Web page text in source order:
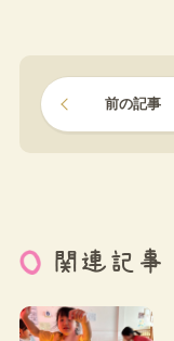
前の記事
関連記事